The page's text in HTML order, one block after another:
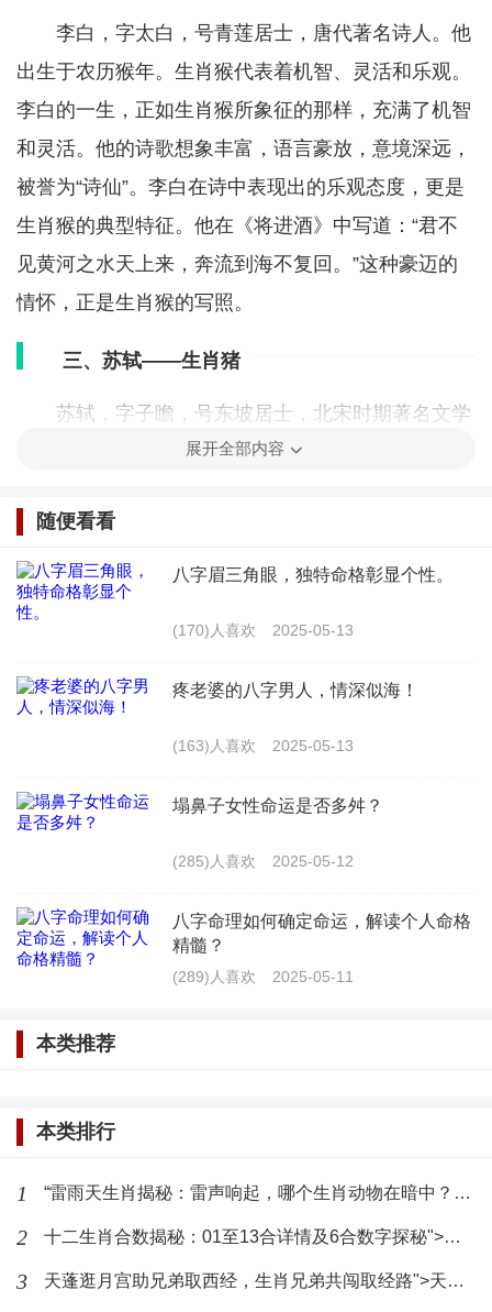
李白，字太白，号青莲居士，唐代著名诗人。他
出生于农历猴年。生肖猴代表着机智、灵活和乐观。
李白的一生，正如生肖猴所象征的那样，充满了机智
和灵活。他的诗歌想象丰富，语言豪放，意境深远，
被誉为“诗仙”。李白在诗中表现出的乐观态度，更是
生肖猴的典型特征。他在《将进酒》中写道：“君不
见黄河之水天上来，奔流到海不复回。”这种豪迈的
情怀，正是生肖猴的写照。
三、苏轼——生肖猪
苏轼，字子瞻，号东坡居士，北宋时期著名文学
家、书法家、画家。他出生于农历猪年。生肖猪象征
征的那样，稳重而厚道。他在文学、书法、绘画等领
域均有卓越成就，被誉为“文坛巨匠”。在为人处世方
面，苏轼宽容大度，待人真诚，深受人们尊敬。这些
都体现了生肖猪的特质。
四、岳飞——生肖马
岳飞，字鹏举，南宋时期著名军事家、民族英
雄。他出生于农历马年。生肖马代表着勇敢、坚毅和
奋发向前。岳飞的一生，正如生肖马所象征的那样，
勇敢而坚毅。他带领岳家军英勇抗击金军，为保卫国
家民族立下了赫赫战功。在《满江红》中，岳飞写
道：“壮志饥餐胡虏肉，笑谈渴饮匈奴血。”这种奋发
向前的精神，正是生肖马的典型特征。
通过以上分析，我们可以看出，这些古代名人的
们所处时代的社会背景。生肖文化作为一种独特的文
着深刻的人生哲理。在现代社会，我们也可以从这些
古代名人的生肖命理中，汲取智慧，启迪人生。
最新文章
展开全部内容
随便看看
八字眉三角眼，独特命格彰显个性。
(170)人喜欢 2025-05-13
疼老婆的八字男人，情深似海！
(163)人喜欢 2025-05-13
塌鼻子女性命运是否多舛？
(285)人喜欢 2025-05-12
八字命理如何确定命运，解读个人命格
精髓？
(289)人喜欢 2025-05-11
本类推荐
本类排行
1 “雷雨天生肖揭秘：雷声响起，哪个生肖动物在暗中？”">“雷雨天生肖揭秘：雷声响起，哪个生肖动物在暗中？”
2 十二生肖合数揭秘：01至13合详情及6合数字探秘">十二生肖合数揭秘：01至13合详情及6合数字探秘
3 天蓬逛月宫助兄弟取西经，生肖兄弟共闯取经路">天蓬逛月宫助兄弟取西经，生肖兄弟共闯取经路